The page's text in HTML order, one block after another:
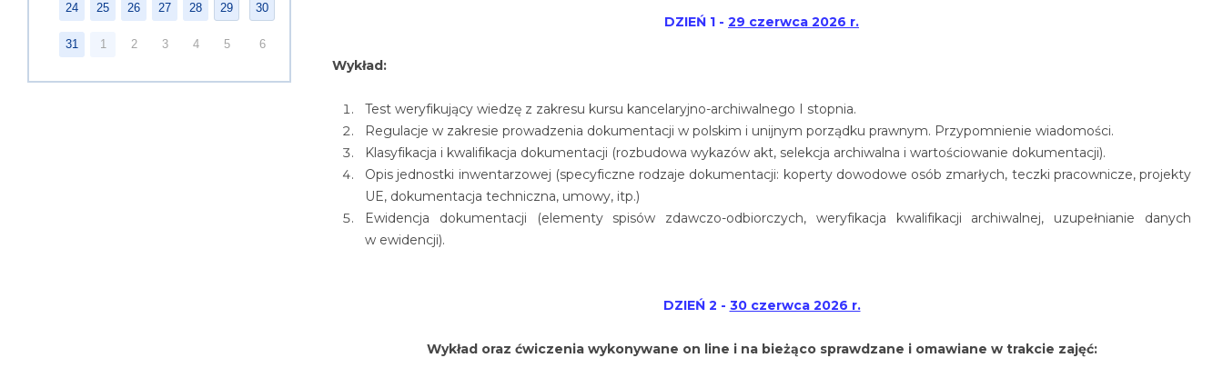
24 25 26 27 28 29 30
31 1 2 3 4 5 6
DZIEŃ 1 - 29 czerwca 2026 r.
Wykład:
Test weryfikujący wiedzę z zakresu kursu kancelaryjno-archiwalnego I stopnia.
Regulacje w zakresie prowadzenia dokumentacji w polskim i unijnym porządku prawnym. Przypomnienie wiadomości.
Klasyfikacja i kwalifikacja dokumentacji (rozbudowa wykazów akt, selekcja archiwalna i wartościowanie dokumentacji).
Opis jednostki inwentarzowej (specyficzne rodzaje dokumentacji: koperty dowodowe osób zmarłych, teczki pracownicze, projekty
UE, dokumentacja techniczna, umowy, itp.)
Ewidencja dokumentacji (elementy spisów zdawczo-odbiorczych, weryfikacja kwalifikacji archiwalnej, uzupełnianie danych
w ewidencji).
DZIEŃ 2 - 30 czerwca 2026 r.
Wykład oraz ćwiczenia wykonywane on line i na bieżąco sprawdzane i omawiane w trakcie zajęć: